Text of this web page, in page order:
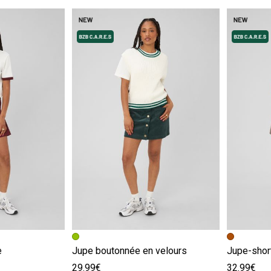
Image précédente
Image suivante
Jupe boutonnée en velours
29.99€
Image
Image
Jupe-
32.99€